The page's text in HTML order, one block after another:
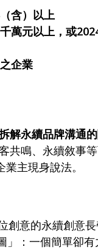
含）以上
萬元以上，或
企業
解永續品牌溝通
共鳴、永續敘事
主現身說法。
意的永續創意長
」：一個簡單卻有